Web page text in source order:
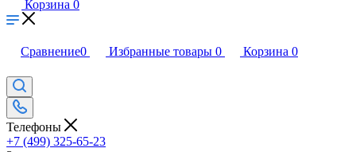
Корзина 0
Сравнение0 Избранные товары 0 Корзина 0
Телефоны
+7 (499) 325-65-23